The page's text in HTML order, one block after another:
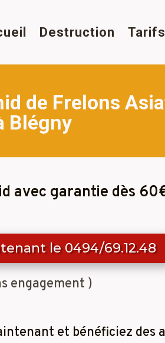
Destruction Tarifs
de Frelons
Blégny
avec garantie dès
le 0494/69.12.48
engagement )
et bénéficiez des